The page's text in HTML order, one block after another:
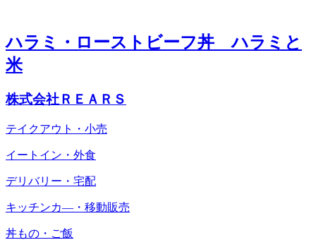
ハラミ・ローストビーフ丼 ハラミと
米
株式会社ＲＥＡＲＳ
テイクアウト・小売
イートイン・外食
デリバリー・宅配
キッチンカ―・移動販売
丼もの・ご飯